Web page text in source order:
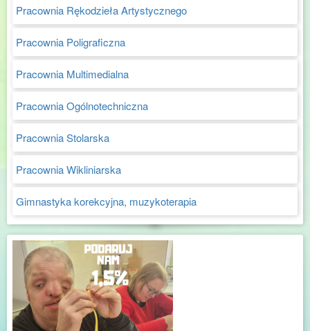
Pracownia Rękodzieła Artystycznego
Pracownia Poligraficzna
Pracownia Multimedialna
Pracownia Ogólnotechniczna
Pracownia Stolarska
Pracownia Wikliniarska
Gimnastyka korekcyjna, muzykoterapia